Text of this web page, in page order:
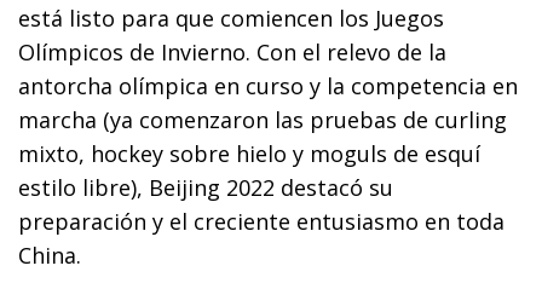
está listo para que comiencen los Juegos
Olímpicos de Invierno. Con el relevo de la
antorcha olímpica en curso y la competencia en
marcha (ya comenzaron las pruebas de curling
mixto, hockey sobre hielo y moguls de esquí
estilo libre), Beijing 2022 destacó su
preparación y el creciente entusiasmo en toda
China.